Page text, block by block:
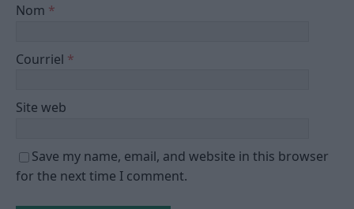
Nom *
Courriel *
Site web
Save my name, email, and website in this browser
for the next time I comment.